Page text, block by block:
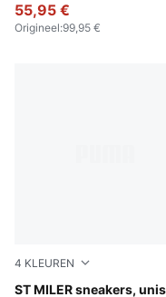
55,95 €
Origineel:99,95 €
4 KLEUREN
ST MILER sneakers,
Moss Veil-Slate Sky-